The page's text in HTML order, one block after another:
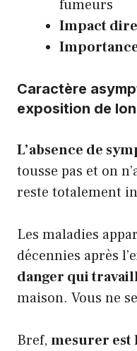
fumeurs
Impact
Caractère
exposition de
L’absence de
tousse pas et on
reste totalement
Les maladies
décennies après
danger qui
maison. Vous ne
Bref, mesurer